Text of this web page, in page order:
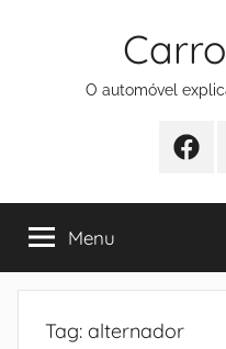
O automóvel
Menu
Tag: alternador